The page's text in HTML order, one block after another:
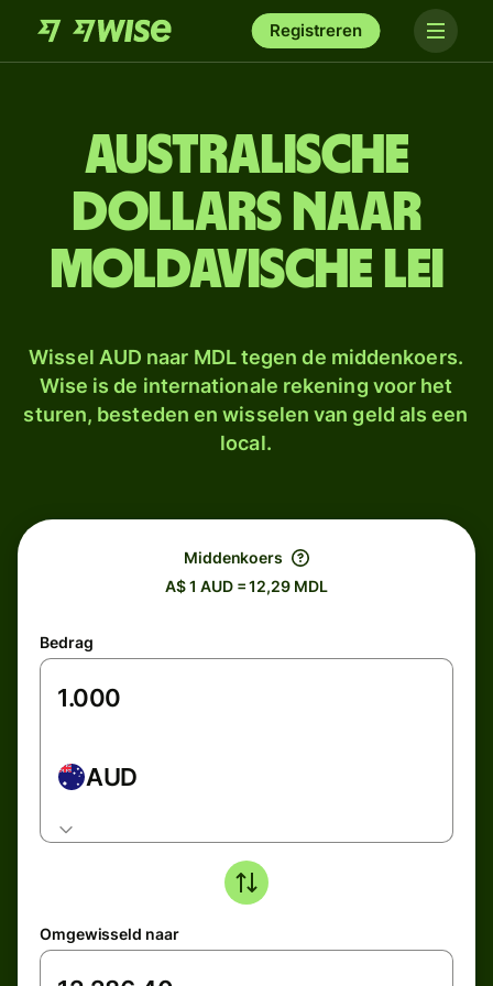
Registreren
Australische
dollars naar
Moldavische lei
Wissel AUD naar MDL tegen de middenkoers.
Wise is de internationale rekening voor het
sturen, besteden en wisselen van geld als een
local.
Middenkoers
A$ 1 AUD = 12,29 MDL
Bedrag
AUD
Omgewisseld naar